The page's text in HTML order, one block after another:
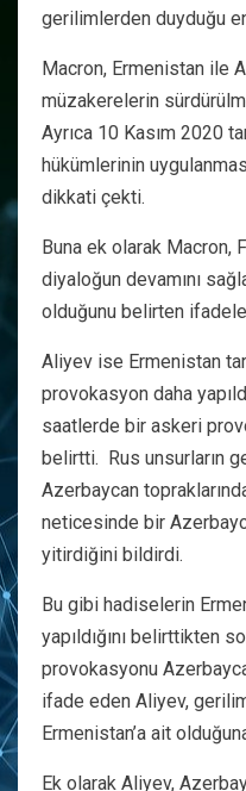
gerilimlerden duyduğu
Macron, Ermenistan ile
müzakerelerin
Ayrıca 10 Kasım 2020
hükümlerinin
dikkati çekti.
Buna ek olarak Macron,
diyaloğun devamını
olduğunu belirten
Aliyev ise Ermenistan
provokasyon daha
saatlerde bir askeri
belirtti. Rus unsurların
Azerbaycan
neticesinde bir
yitirdiğini bildirdi.
Bu gibi hadiselerin
yapıldığını belirttikten
provokasyonu
ifade eden Aliyev,
Ermenistan’a ait
Ek olarak Aliyev,